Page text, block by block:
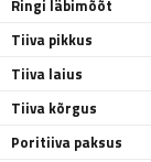
Ringi läbimõõt
Tiiva pikkus
Tiiva laius
Tiiva kõrgus
Poritiiva paksus